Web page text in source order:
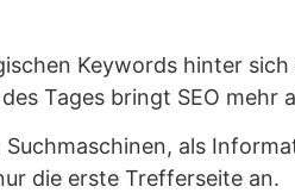
Keywords hinter
Tages bringt SEO
als
die erste Trefferseite an.